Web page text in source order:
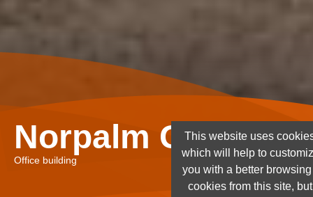
Norpalm Ghana
Office building
This website uses
which will help to
you with a better
cookies from this site,